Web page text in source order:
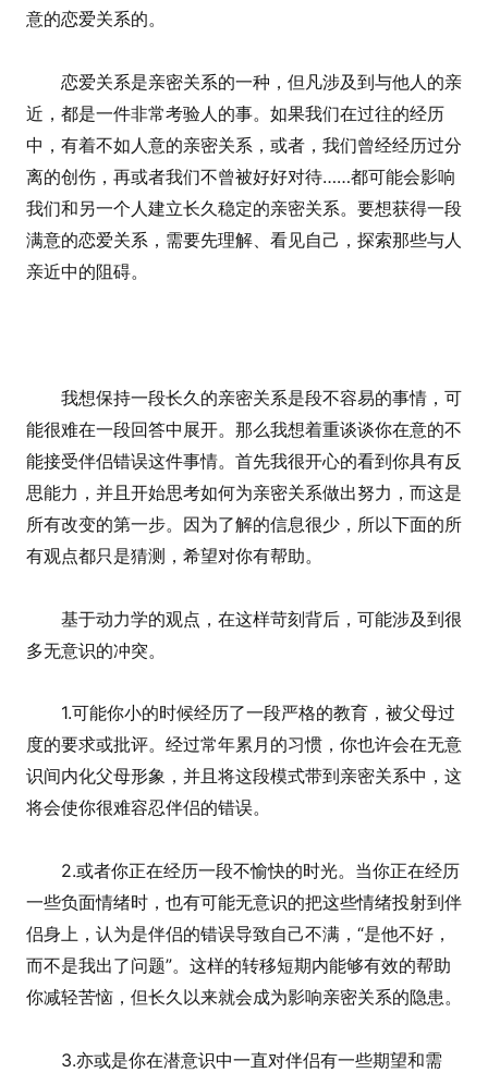
意的恋爱关系的。
恋爱关系是亲密关系的一种，但凡涉及到与他人的亲
近，都是一件非常考验人的事。如果我们在过往的经历
中，有着不如人意的亲密关系，或者，我们曾经经历过分
离的创伤，再或者我们不曾被好好对待……都可能会影响
我们和另一个人建立长久稳定的亲密关系。要想获得一段
满意的恋爱关系，需要先理解、看见自己，探索那些与人
亲近中的阻碍。
我想保持一段长久的亲密关系是段不容易的事情，可
能很难在一段回答中展开。那么我想着重谈谈你在意的不
能接受伴侣错误这件事情。首先我很开心的看到你具有反
思能力，并且开始思考如何为亲密关系做出努力，而这是
所有改变的第一步。因为了解的信息很少，所以下面的所
有观点都只是猜测，希望对你有帮助。
基于动力学的观点，在这样苛刻背后，可能涉及到很
多无意识的冲突。
1.可能你小的时候经历了一段严格的教育，被父母过
度的要求或批评。经过常年累月的习惯，你也许会在无意
识间内化父母形象，并且将这段模式带到亲密关系中，这
将会使你很难容忍伴侣的错误。
2.或者你正在经历一段不愉快的时光。当你正在经历
一些负面情绪时，也有可能无意识的把这些情绪投射到伴
侣身上，认为是伴侣的错误导致自己不满，“是他不好，
而不是我出了问题”。这样的转移短期内能够有效的帮助
你减轻苦恼，但长久以来就会成为影响亲密关系的隐患。
3.亦或是你在潜意识中一直对伴侣有一些期望和需